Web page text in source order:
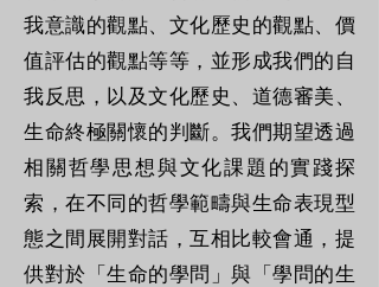
我意識的觀點、文化歷史的觀點、價
值評估的觀點等等，並形成我們的自
我反思，以及文化歷史、道德審美、
生命終極關懷的判斷。我們期望透過
相關哲學思想與文化課題的實踐探
索，在不同的哲學範疇與生命表現型
態之間展開對話，互相比較會通，提
供對於「生命的學問」與「學問的生